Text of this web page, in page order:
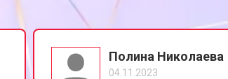
Полина Николаева
04.11.2023